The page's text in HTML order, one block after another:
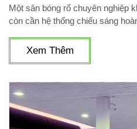
Một sân bóng rổ chuyên nghiệp
còn cần hệ thống chiếu sáng
Nghệ Điện Sài Gòn mang đến
đấu, từ sân trong nhà đến sân
Xem Thêm